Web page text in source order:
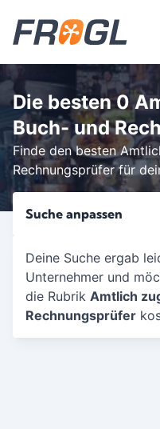
Die besten 0
Buch- und
Finde den besten
Rechnungsprüfer für
Suche anpassen
Wonach suchst du?
Stadt oder Postleitzahl
Deine Suche ergab
Unternehmer und
die Rubrik Amtlich
Rechnungsprüfer